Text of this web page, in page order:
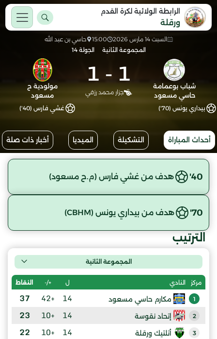
الرابطة الولائية لكرة القدم
ورقلة
السبت 14 مارس 2026 15:00
حاسي بن عبد الله
المجموعة الثانية
الجولة 14
شباب بوعمامة
حاسي مسعود
1
-
1
جزار محمد رزقي
مولودية ح
مسعود
بيداري يونس (70') غشي فارس (40')
أحداث المباراة التشكيلة الميديا أخبار ذات صلة
40' هدف من غشي فارس (م.ح مسعود)
70' هدف من بيداري يونس (CBHM)
الترتيب
المجموعة الثانية
مركز النادي ل +/- النقاط
1 مكارم حاسي مسعود 14
+42
37
2 إتحاد نقوسة 14
+10
23
3 أتلتيك ورقلة 14
+10
22